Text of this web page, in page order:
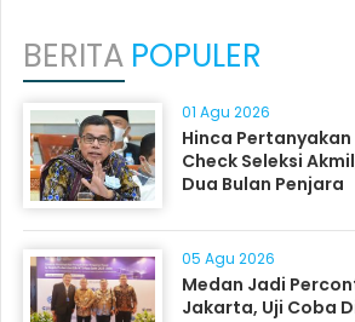
BERITA POPULER
01 Agu 2026
Hinca
Check Seleksi
Dua Bulan Penjara
05 Agu 2026
Medan Jadi
Jakarta, Uji Coba